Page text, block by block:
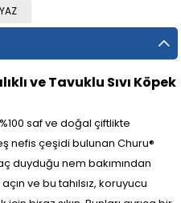
ve Tavuklu Sıvı Köpek
saf ve doğal çiftlikte
nefis çeşidi bulunan Churu®
duyduğu nem bakımından
ve bu tahılsız, koruyucu